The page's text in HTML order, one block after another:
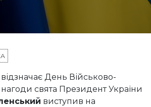
День Військово-
свята Президент України
виступив на